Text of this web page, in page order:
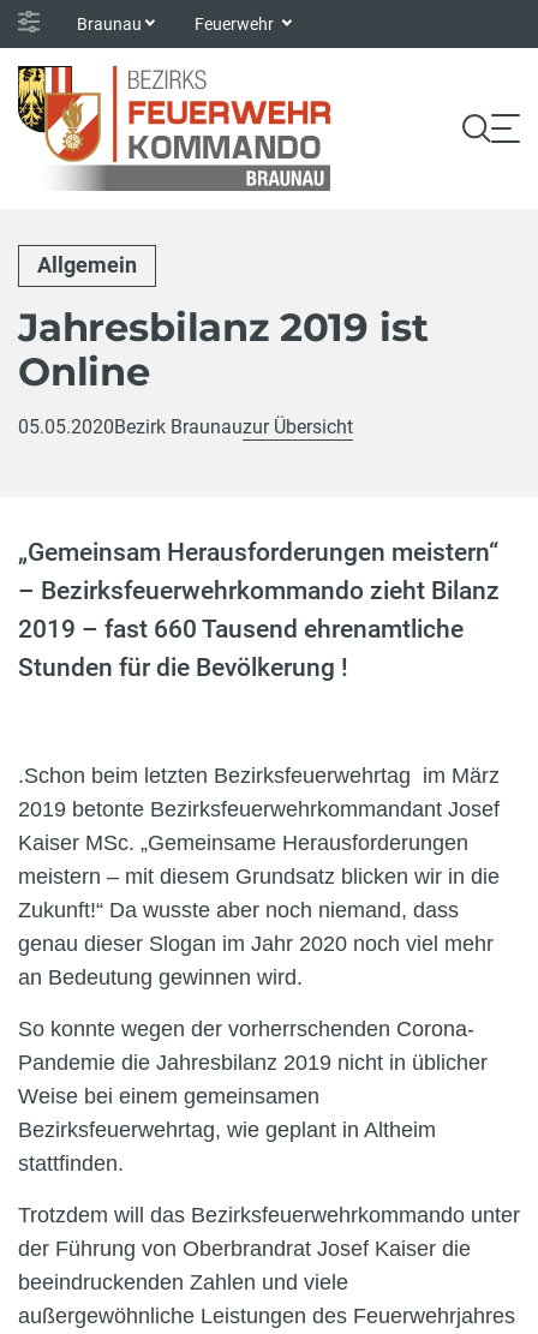
Braunau Feuerwehr
Allgemein
Jahresbilanz 2019 ist
Online
05.05.2020Bezirk Braunauzur Übersicht
„Gemeinsam Herausforderungen meistern“
– Bezirksfeuerwehrkommando zieht Bilanz
2019 – fast 660 Tausend ehrenamtliche
Stunden für die Bevölkerung !
.Schon beim letzten Bezirksfeuerwehrtag im März
2019 betonte Bezirksfeuerwehrkommandant Josef
Kaiser MSc. „Gemeinsame Herausforderungen
meistern – mit diesem Grundsatz blicken wir in die
Zukunft!“ Da wusste aber noch niemand, dass
genau dieser Slogan im Jahr 2020 noch viel mehr
an Bedeutung gewinnen wird.
So konnte wegen der vorherrschenden Corona-
Pandemie die Jahresbilanz 2019 nicht in üblicher
Weise bei einem gemeinsamen
Bezirksfeuerwehrtag, wie geplant in Altheim
stattfinden.
Trotzdem will das Bezirksfeuerwehrkommando unter
der Führung von Oberbrandrat Josef Kaiser die
beeindruckenden Zahlen und viele
außergewöhnliche Leistungen des Feuerwehrjahres